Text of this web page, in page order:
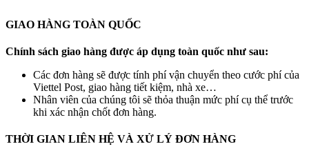
GIAO HÀNG TOÀN QUỐC
Chính sách giao hàng được áp dụng toàn quốc như sau:
Các đơn hàng sẽ được tính phí vận chuyển theo cước phí của
Viettel Post, giao hàng tiết kiệm, nhà xe…
Nhân viên của chúng tôi sẽ thỏa thuận mức phí cụ thể trước
khi xác nhận chốt đơn hàng.
THỜI GIAN LIÊN HỆ VÀ XỬ LÝ ĐƠN HÀNG